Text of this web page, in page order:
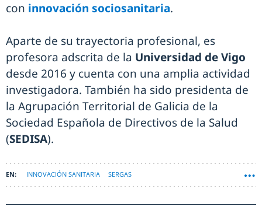
con innovación sociosanitaria.
Aparte de su trayectoria profesional, es
profesora adscrita de la Universidad de Vigo
desde 2016 y cuenta con una amplia actividad
investigadora. También ha sido presidenta de
la Agrupación Territorial de Galicia de la
Sociedad Española de Directivos de la Salud
(SEDISA).
INNOVACIÓN SANITARIA SERGAS